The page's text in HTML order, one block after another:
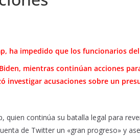
ha impedido que los funcionarios
mientras continúan acciones
investigar acusaciones sobre un
quien continúa su batalla legal para
de Twitter un «gran progreso» y